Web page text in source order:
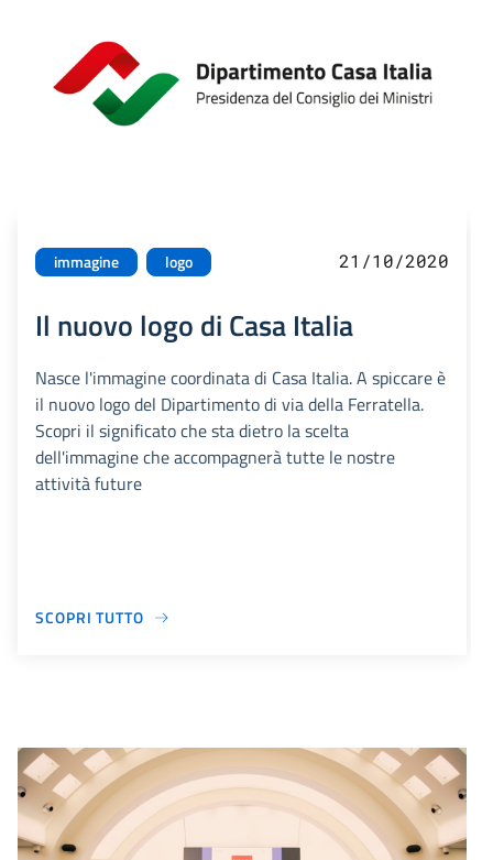
immagine logo 21/10/2020
Il nuovo logo di Casa Italia
Nasce l'immagine coordinata di Casa Italia. A spiccare è
il nuovo logo del Dipartimento di via della Ferratella.
Scopri il significato che sta dietro la scelta
dell'immagine che accompagnerà tutte le nostre
attività future
SCOPRI TUTTO